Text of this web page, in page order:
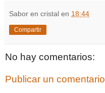
Sabor en cristal en 18:44
Compartir
No hay comentarios:
Publicar un comentario